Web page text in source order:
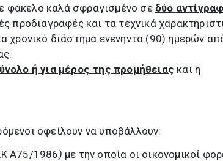
φάκελο καλά σφραγισμένο σε δύο
προδιαγραφές και τα τεχνικά
χρονικό διάστημα ενενήντα (90) ημερών
ή για μέρος της προμήθειας και η
οφείλουν να υποβάλλουν:
Α75/1986) με την οποία οι οικονομικοί